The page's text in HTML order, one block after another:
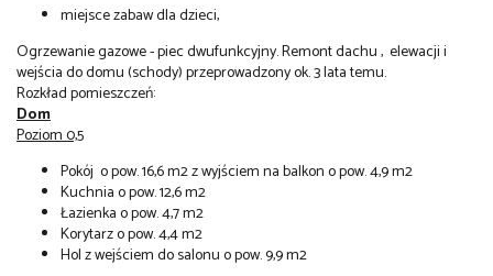
miejsce zabaw dla dzieci,
Ogrzewanie gazowe - piec dwufunkcyjny. Remont dachu , elewacji i
wejścia do domu (schody) przeprowadzony ok. 3 lata temu.
Rozkład pomieszczeń:
Dom
Poziom 0,5
Pokój o pow. 16,6 m2 z wyjściem na balkon o pow. 4,9 m2
Kuchnia o pow. 12,6 m2
Łazienka o pow. 4,7 m2
Korytarz o pow. 4,4 m2
Hol z wejściem do salonu o pow. 9,9 m2